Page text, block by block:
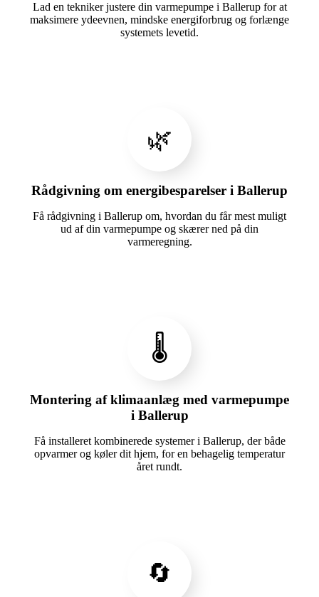
Lad en tekniker justere din varmepumpe i Ballerup for at
maksimere ydeevnen, mindske energiforbrug og forlænge
systemets levetid.
🌿
Rådgivning om energibesparelser i Ballerup
Få rådgivning i Ballerup om, hvordan du får mest muligt
ud af din varmepumpe og skærer ned på din
varmeregning.
🌡️
Montering af klimaanlæg med varmepumpe
i Ballerup
Få installeret kombinerede systemer i Ballerup, der både
opvarmer og køler dit hjem, for en behagelig temperatur
året rundt.
🔄